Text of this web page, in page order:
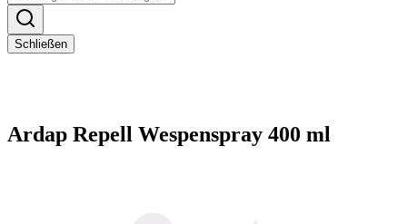
Schließen
Ardap Repell Wespenspray 400 ml